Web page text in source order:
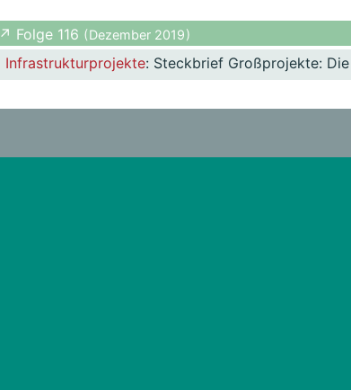
↗ Folge 116 ( Dezember 2019 )
Infrastrukturprojekte: Steckbrief Großprojekte: